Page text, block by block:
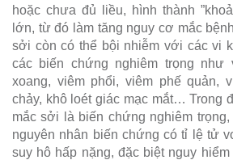
hoặc chưa đủ liều, hình thành
lớn, từ đó làm tăng nguy cơ mắc
sởi còn có thể bội nhiễm với các vi
các biến chứng nghiêm trọng như
xoang, viêm phổi, viêm phế quản,
chảy, khô loét giác mạc mắt… Trong
mắc sởi là biến chứng nghiêm
nguyên nhân biến chứng có tỉ lệ tử
suy hô hấp nặng, đặc biệt nguy